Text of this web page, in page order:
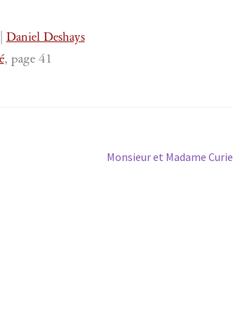
|Daniel Deshays
, page 41
Article
Monsieur et Madame Curie